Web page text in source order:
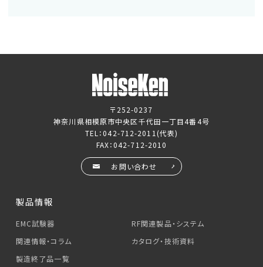
〒252-0237
神奈川県相模原市中央区千代田一丁目4番4号
TEL：042-712-2011 (代表)
FAX：042-712-2010
お問い合わせ
製品情報
EMC試験器
RF関連製品・システム
関連情報・コラム
カタログ・技術資料
製造終了品一覧